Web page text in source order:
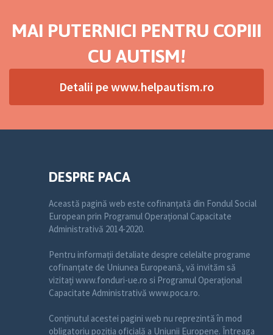
MAI PUTERNICI PENTRU COPIII
CU AUTISM!
Detalii pe www.helpautism.ro
DESPRE PACA
Această pagină web este cofinanțată din Fondul Social
European prin Programul Operațional Capacitate
Administrativă 2014-2020.
Pentru informații detaliate despre celelalte programe
cofinanțate de Uniunea Europeană, vă invităm să
vizitați www.fonduri-ue.ro si Programul Operațional
Capacitate Administrativă www.poca.ro.
Conținutul acestei pagini web nu reprezintă în mod
obligatoriu poziția oficială a Uniunii Europene. Întreaga